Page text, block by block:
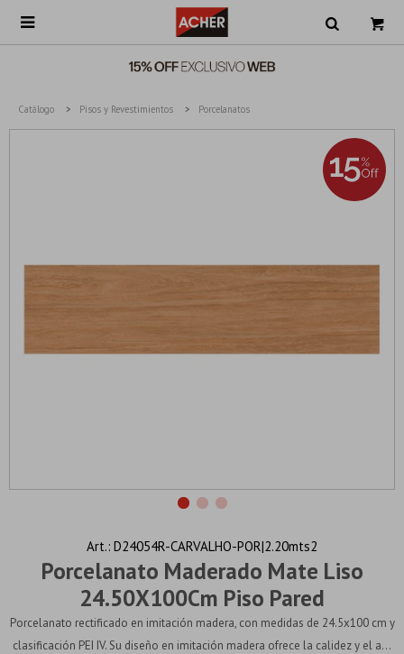

Catálogo Pisos y Revestimientos Porcelanatos
Porcelanato Maderado Mate Liso
24.50X100Cm Piso Pared
D24054R-CARVALHO-POR|2.20mts2
Porcelanato rectificado en imitación madera, con medidas de 24.5x100 cm y
clasificación PEI IV. Su diseño en imitación madera ofrece la calidez y el a...